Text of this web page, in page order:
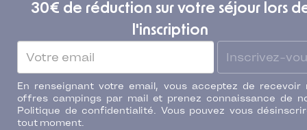
30€ de réduction sur votre séjour lors
l'inscription
Inscrivez-
En renseignant votre email, vous acceptez de recevoir
offres campings par mail et prenez connaissance de
Politique de confidentialité. Vous pouvez vous
tout moment.